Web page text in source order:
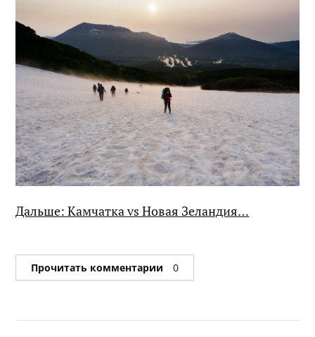
Дальше: Камчатка vs Новая Зеландия…
Прочитать комментарии 0